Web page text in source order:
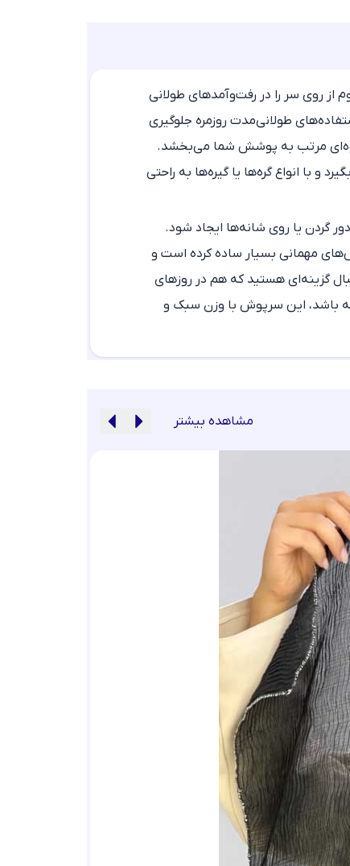
روی سر را در رفت‌وآمدهای طولانی
طولانی‌مدت روزمره جلوگیری
مرتب به پوشش شما می‌بخشد.
با انواع گره‌ها یا گیره‌ها به راحتی
گردن یا روی شانه‌ها ایجاد شود.
مهمانی بسیار ساده کرده است و
گزینه‌ای هستید که هم در روزهای
باشد، این سرپوش با وزن سبک و
مشاهده بیشتر